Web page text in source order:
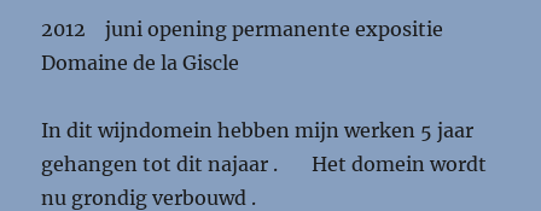
2012 juni opening permanente expositie
Domaine de la Giscle
In dit wijndomein hebben mijn werken 5 jaar
gehangen tot dit najaar . Het domein wordt
nu grondig verbouwd .